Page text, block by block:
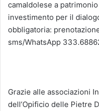
camaldolese a
investimento per il
obbligatoria:
sms/WhatsApp
Grazie alle associazioni
dell’Opificio delle Pietre